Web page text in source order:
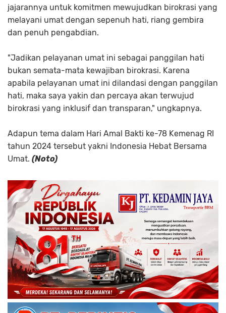
jajarannya untuk komitmen mewujudkan birokrasi yang
melayani umat dengan sepenuh hati, riang gembira
dan penuh pengabdian.
"Jadikan pelayanan umat ini sebagai panggilan hati
bukan semata-mata kewajiban birokrasi. Karena
apabila pelayanan umat ini dilandasi dengan panggilan
hati, maka saya yakin dan percaya akan terwujud
birokrasi yang inklusif dan transparan," ungkapnya.
Adapun tema dalam Hari Amal Bakti ke-78 Kemenag RI
tahun 2024 tersebut yakni Indonesia Hebat Bersama
Umat. (Noto)